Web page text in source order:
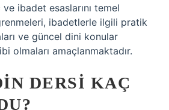
ibadet esaslarını temel
ibadetlerle ilgili pratik
ve güncel dini konular
olmaları amaçlanmaktadır.
DERSI KAÇ